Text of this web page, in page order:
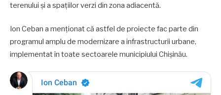
terenului și a spațiilor verzi din zona adiacentă.
Ion Ceban a menționat că astfel de proiecte fac parte din
programul amplu de modernizare a infrastructurii urbane,
implementat în toate sectoarele municipiului Chișinău.